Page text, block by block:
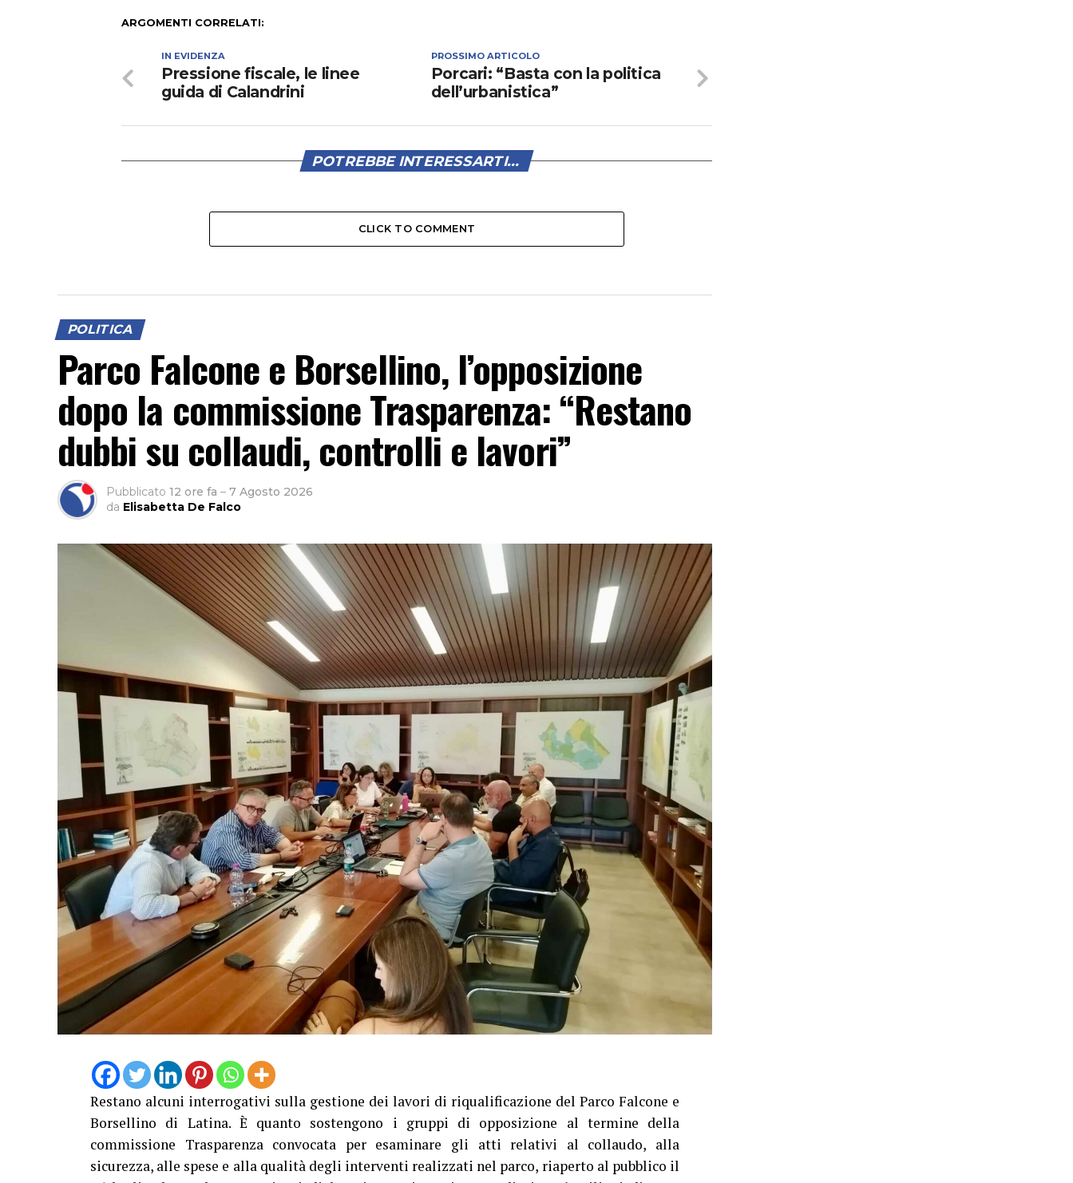
ARGOMENTI CORRELATI:
PROSSIMO ARTICOLO
Porcari: “Basta con la politica
dell’urbanistica”
IN EVIDENZA
Pressione fiscale, le linee
guida di Calandrini
POTREBBE INTERESSARTI...
CLICK TO COMMENT
POLITICA
Parco Falcone e Borsellino, l’opposizione
dopo la commissione Trasparenza: “Restano
dubbi su collaudi, controlli e lavori”
Pubblicato 12 ore fa – 7 Agosto 2026
da Elisabetta De Falco
Restano alcuni interrogativi sulla gestione dei lavori di riqualificazione del Parco Falcone e
Borsellino di Latina. È quanto sostengono i gruppi di opposizione al termine della
commissione Trasparenza convocata per esaminare gli atti relativi al collaudo, alla
sicurezza, alle spese e alla qualità degli interventi realizzati nel parco, riaperto al pubblico il